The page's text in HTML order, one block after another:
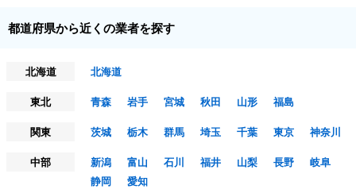
都道府県から近くの業者を探す
北海道
北海道
東北
青森 岩手 宮城 秋田 山形
福島
関東
茨城 栃木 群馬 埼玉 千葉 東京
神奈川
中部
新潟 富山 石川 福井 山梨 長野
岐阜
静岡
愛知